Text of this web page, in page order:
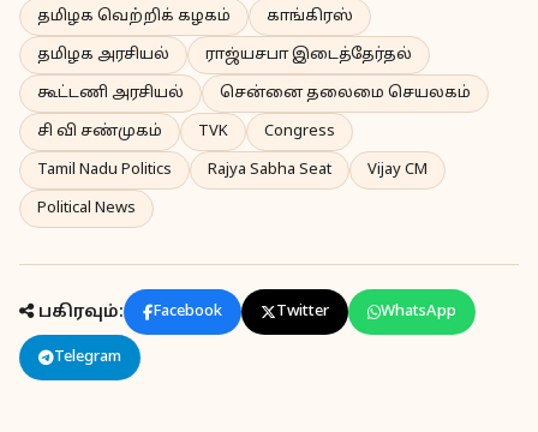
தமிழக வெற்றிக் கழகம்
காங்கிரஸ்
தமிழக அரசியல்
ராஜ்யசபா இடைத்தேர்தல்
கூட்டணி அரசியல்
சென்னை தலைமை செயலகம்
சி வி சண்முகம்
TVK
Congress
Tamil Nadu Politics
Rajya Sabha Seat
Vijay CM
Political News
பகிரவும்: Facebook Twitter WhatsApp
Telegram